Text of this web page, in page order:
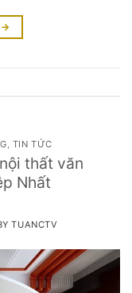
→
, TIN TỨC
thất văn
Nhất
TUANCTV